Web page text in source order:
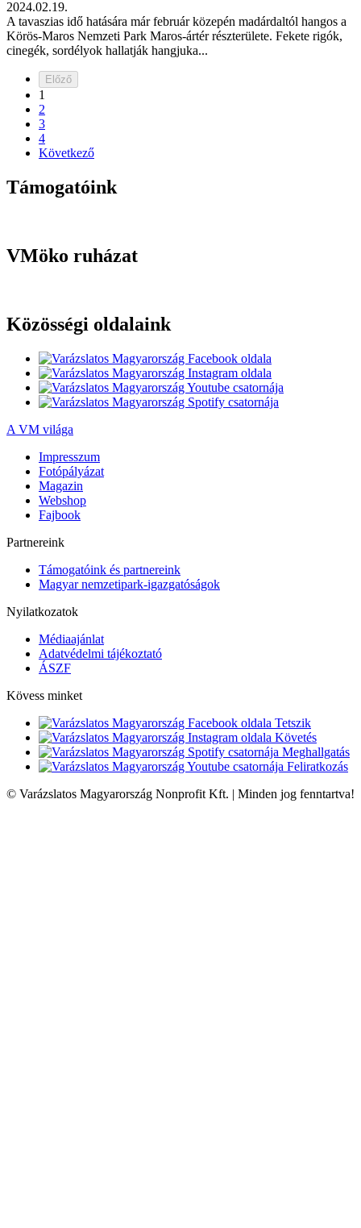
2024.02.19.
A tavaszias idő hatására már február közepén madárdaltól hangos a
Körös-Maros Nemzeti Park Maros-ártér részterülete. Fekete rigók,
cinegék, sordélyok hallatják hangjuka...
Előző
1
2
3
4
Következő
Támogatóink
VMöko ruházat
Közösségi oldalaink
A VM világa
Impresszum
Fotópályázat
Magazin
Webshop
Fajbook
Partnereink
Támogatóink és partnereink
Magyar nemzetipark-igazgatóságok
Nyilatkozatok
Médiaajánlat
Adatvédelmi tájékoztató
ÁSZF
Kövess minket
Tetszik
Követés
Meghallgatás
Feliratkozás
© Varázslatos Magyarország Nonprofit Kft. | Minden jog fenntartva!